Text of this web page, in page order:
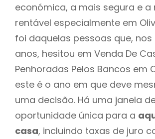
económica, a mais segura e a
rentável especialmente em
foi daquelas pessoas que, nos
anos, hesitou em Venda De
Penhoradas Pelos Bancos em
este é o ano em que deve
uma decisão. Há uma janela
oportunidade única para a
casa, incluindo taxas de juro